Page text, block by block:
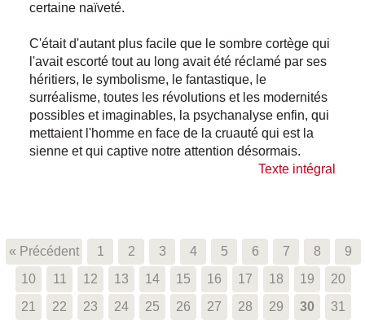
certaine naïveté.
C'était d'autant plus facile que le sombre cortège qui
l'avait escorté tout au long avait été réclamé par ses
héritiers, le symbolisme, le fantastique, le
surréalisme, toutes les révolutions et les modernités
possibles et imaginables, la psychanalyse enfin, qui
mettaient l'homme en face de la cruauté qui est la
sienne et qui captive notre attention désormais.
Texte intégral
« Précédent 1 2 3 4 5 6 7 8
9
10
11 12 13 14 15 16 17 18 19
20
21
22 23 24 25 26 27 28 29 30 31